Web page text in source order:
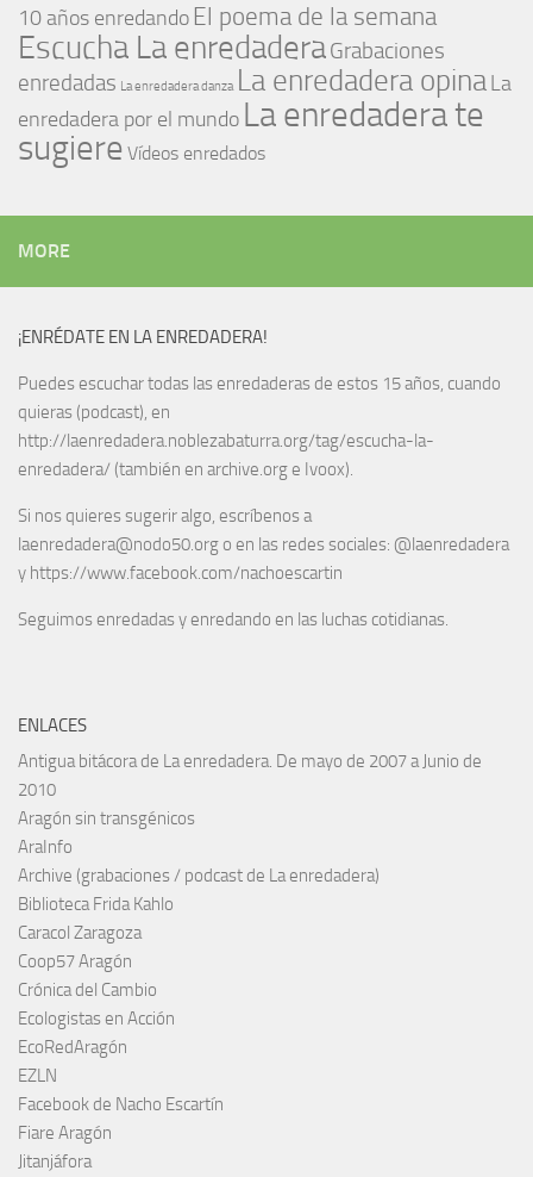
10 años enredando El poema de la semana
Escucha La enredaderaGrabaciones
enredadas La enredadera danza La enredadera opinaLa
enredadera por el mundo La enredadera te
sugiere Vídeos enredados
MORE
¡ENRÉDATE EN LA ENREDADERA!
Puedes escuchar todas las enredaderas de estos 15 años, cuando
quieras (podcast), en
http://laenredadera.noblezabaturra.org/tag/escucha-la-
enredadera/ (también en archive.org e Ivoox).
Si nos quieres sugerir algo, escríbenos a
laenredadera@nodo50.org o en las redes sociales: @laenredadera
y https://www.facebook.com/nachoescartin
Seguimos enredadas y enredando en las luchas cotidianas.
ENLACES
Antigua bitácora de La enredadera. De mayo de 2007 a Junio de
2010
Aragón sin transgénicos
AraInfo
Archive (grabaciones / podcast de La enredadera)
Biblioteca Frida Kahlo
Caracol Zaragoza
Coop57 Aragón
Crónica del Cambio
Ecologistas en Acción
EcoRedAragón
EZLN
Facebook de Nacho Escartín
Fiare Aragón
Jitanjáfora